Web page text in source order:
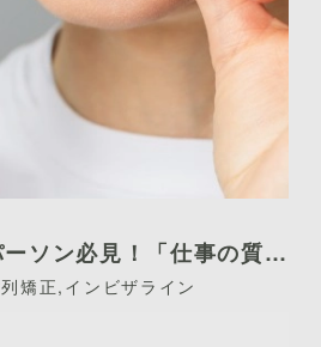
ソン必見！「仕事の質」
せと精密治療
矯正,インビザライン